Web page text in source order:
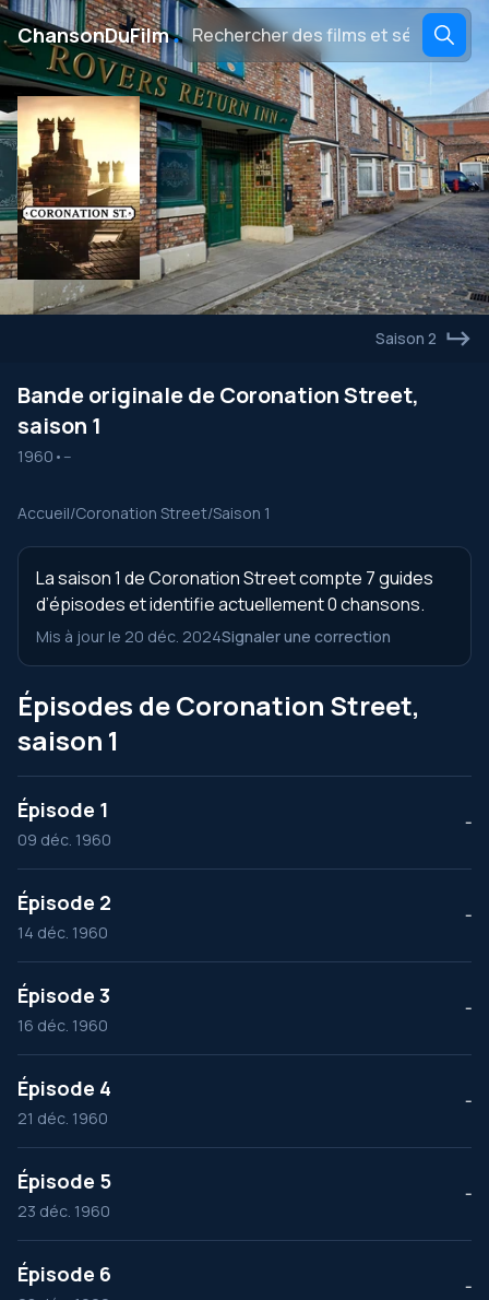
ChansonDuFilm․
Saison 2
Bande originale de Coronation Street,
saison 1
1960 • --
Accueil/Coronation Street/Saison 1
La saison 1 de Coronation Street compte 7 guides
d’épisodes et identifie actuellement 0 chansons.
Mis à jour le 20 déc. 2024Signaler une correction
Épisodes de Coronation Street,
saison 1
Épisode 1
09 déc. 1960
--
Épisode 2
14 déc. 1960
--
Épisode 3
16 déc. 1960
--
Épisode 4
21 déc. 1960
--
Épisode 5
23 déc. 1960
--
Épisode 6 --